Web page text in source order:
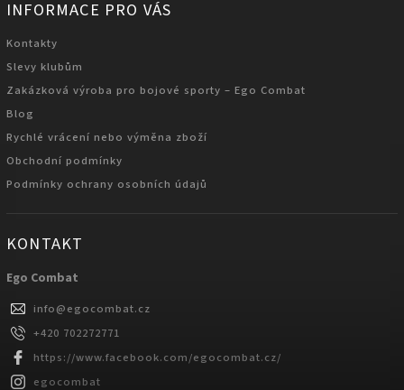
INFORMACE PRO VÁS
Kontakty
Slevy klubům
Zakázková výroba pro bojové sporty – Ego Combat
Blog
Rychlé vrácení nebo výměna zboží
Obchodní podmínky
Podmínky ochrany osobních údajů
KONTAKT
Ego Combat
info@egocombat.cz
+420 702272771
https://www.facebook.com/egocombat.cz/
egocombat